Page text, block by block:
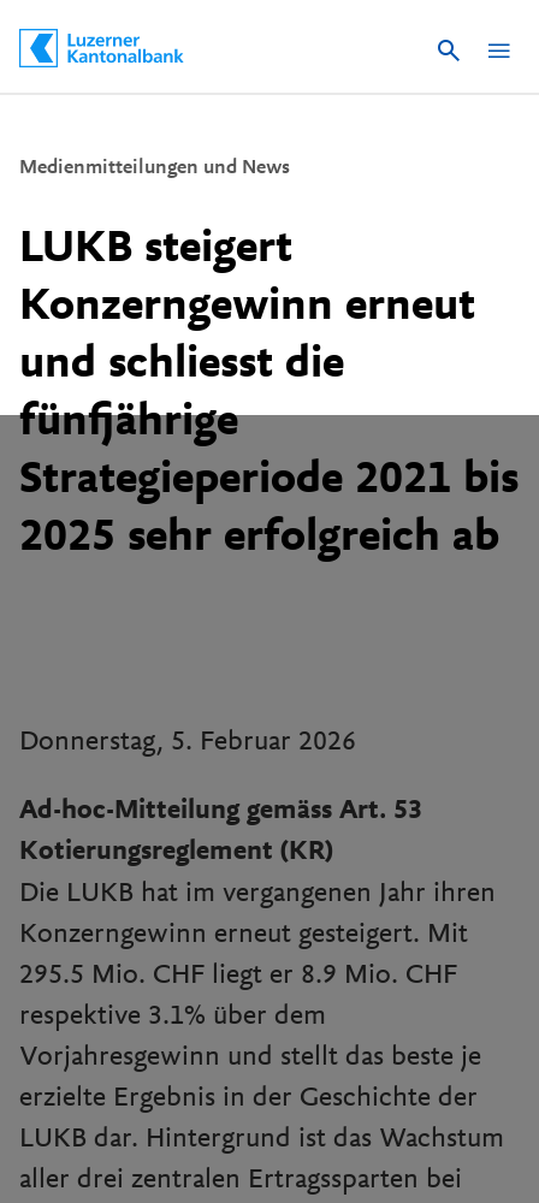
Suche
Medienmitteilungen und News
LUKB steigert
Konzerngewinn erneut
und schliesst die
fünfjährige
Strategieperiode 2021 bis
2025 sehr erfolgreich ab
Donnerstag, 5. Februar 2026
Ad-hoc-Mitteilung gemäss Art. 53
Kotierungsreglement (KR)
Die LUKB hat im vergangenen Jahr ihren
Konzerngewinn erneut gesteigert. Mit
295.5 Mio. CHF liegt er 8.9 Mio. CHF
respektive 3.1% über dem
Vorjahresgewinn und stellt das beste je
erzielte Ergebnis in der Geschichte der
LUKB dar. Hintergrund ist das Wachstum
aller drei zentralen Ertragssparten bei